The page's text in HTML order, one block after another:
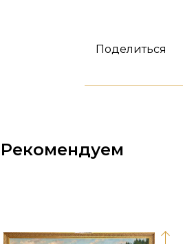
Поделиться
Рекомендуем